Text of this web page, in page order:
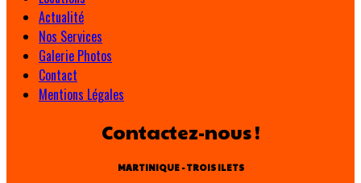
Actualité
Nos Services
Galerie Photos
Contact
Mentions Légales
Contactez-nous !
MARTINIQUE - TROIS ILETS